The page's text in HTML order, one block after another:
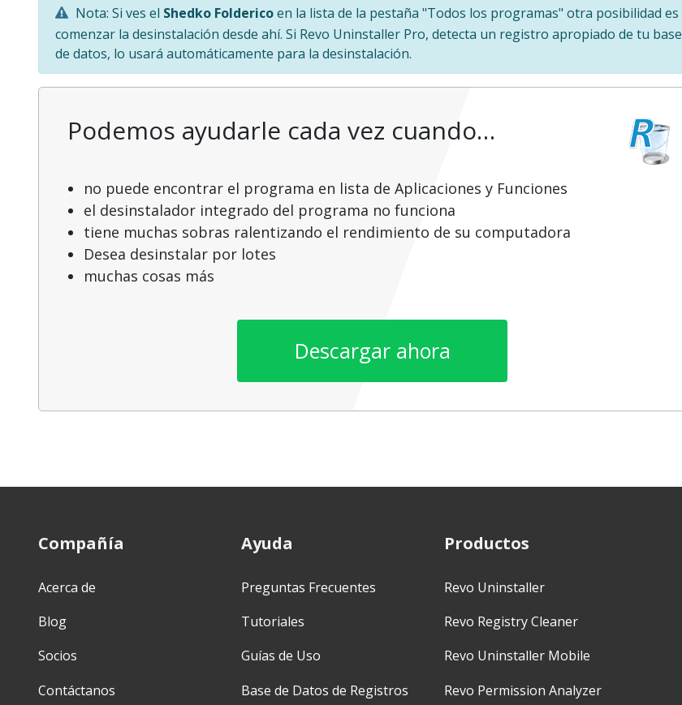
Nota: Si ves el Shedko Foldericoen la lista de la pestaña "Todos los programas" otra posibilidad es
comenzar la desinstalación desde ahí. Si Revo Uninstaller Pro, detecta un registro apropiado de tu base
de datos, lo usará automáticamente para la desinstalación.
Podemos ayudarle cada vez cuando…
no puede encontrar el programa en lista de Aplicaciones y Funciones
el desinstalador integrado del programa no funciona
tiene muchas sobras ralentizando el rendimiento de su computadora
Desea desinstalar por lotes
muchas cosas más
Descargar ahora
Compañía
Acerca de
Blog
Socios
Contáctanos
Ayuda
Preguntas Frecuentes
Tutoriales
Guías de Uso
Base de Datos de Registros
Productos
Revo Uninstaller
Revo Registry Cleaner
Revo Uninstaller Mobile
Revo Permission Analyzer